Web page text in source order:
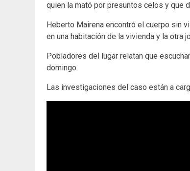
quien la mató por presuntos celos y que
Heberto Mairena encontró el cuerpo sin
en una habitación de la vivienda y la otra
Pobladores del lugar relatan que
domingo.
Las investigaciones del caso están a